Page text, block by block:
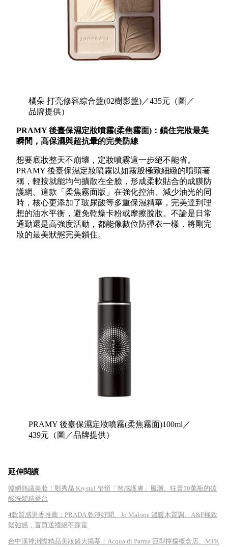
橘朵 打亮修容綜合盤(02樹影盤)／435元（圖／
品牌提供）
PRAMY 後臺保濕定妝噴霧(柔焦霧面)：鎖住完妝最美
瞬間，高保濕與超抗暈的完美防線
想要底妝整天不崩壞，定妝噴霧這一步絕不能省。
PRAMY 後臺保濕定妝噴霧以如霧般極致細緻的噴頭著
稱，輕按就能均勻擴散在全臉，形成柔軟貼合的成膜防
護網。這款「柔焦霧面版」在強化控油、減少油光的同
時，核心更添加了玻尿酸等多重保濕精華，完美達到理
想的油水平衡，避免乾燥卡粉或摩擦脫妝。不論是日常
通勤還是高強度活動，都能像數位防彈衣一樣，將剛完
妝的最美狀態完美鎖住。
PRAMY 後臺保濕定妝噴霧(柔焦霧面)100ml／
439元（圖／品牌提供）
延伸閱讀
韓網熱議美妝！鄭秀晶 Krystal 帶領「智感護膚」風潮、狂賣50萬瓶的碳
酸洗髮精登台
4款質感男香推薦：PRADA 乾淨好聞、Jo Malone 溫暖木質調、A&F極致
鬆弛感，盲買送禮絕不踩雷
台中漢神洲際精品美妝盛大揭幕：Acqua di Parma 巨型檸檬概念店、MFK